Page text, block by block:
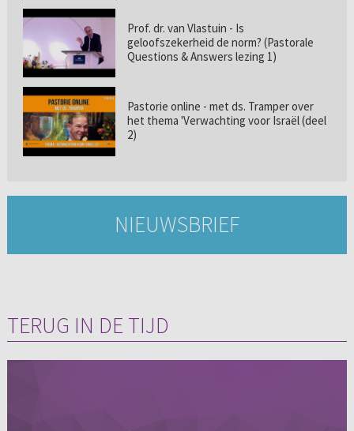
Prof. dr. van Vlastuin - Is
geloofszekerheid de norm? (Pastorale
Questions & Answers lezing 1)
Pastorie online - met ds. Tramper over
het thema 'Verwachting voor Israël (deel
2)
NIEUWSBRIEF
TERUG IN DE TIJD